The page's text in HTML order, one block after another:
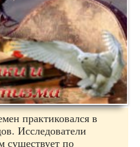
практиковался в
Исследователи
существует по